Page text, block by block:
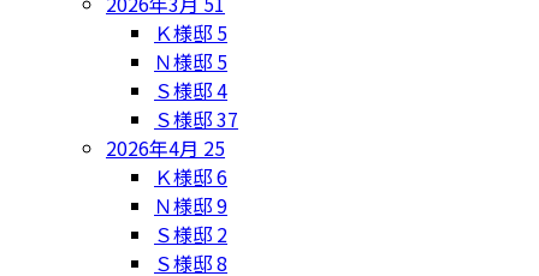
Ｋ様邸 5
Ｎ様邸 5
Ｓ様邸4
Ｓ様邸37
2026年4月 25
Ｋ様邸6
Ｎ様邸9
Ｓ様邸 2
Ｓ様邸8